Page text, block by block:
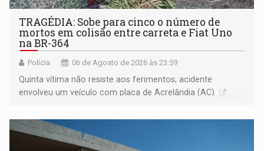
TRAGÉDIA: Sobe para cinco o número de
mortos em colisão entre carreta e Fiat Uno
na BR-364
Polícia 06 de Agosto de 2026 às 23:59
Quinta vítima não resiste aos ferimentos; acidente
envolveu um veículo com placa de Acrelândia (AC)